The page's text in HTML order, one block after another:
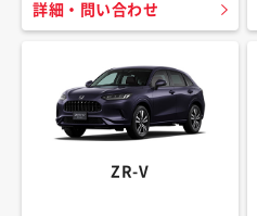
詳細・問い合わせ
ZR-V